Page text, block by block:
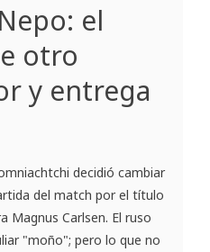
el
otro
y entrega
decidió cambiar
del match por el título
Magnus Carlsen. El ruso
"moño"; pero lo que no